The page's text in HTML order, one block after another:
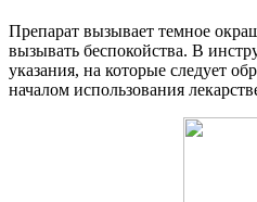
Препарат вызывает темное
вызывать беспокойства. В
указания, на которые следует
началом использования